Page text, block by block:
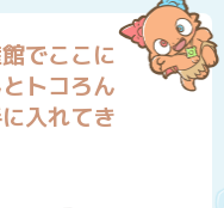
でここに
トコろん
入れてき